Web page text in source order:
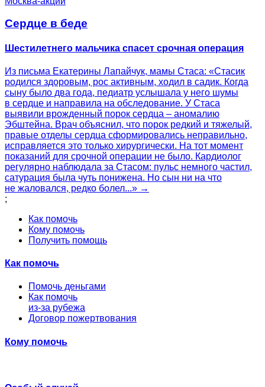
Сердце в беде
Шестилетнего мальчика спасет срочная операция
Из письма Екатерины Лапайчук, мамы Стаса: «Стасик
родился здоровым, рос активным, ходил в садик. Когда
сыну было два года, педиатр услышала у него шумы
в сердце и направила на обследование. У Стаса
выявили врожденный порок сердца – аномалию
Эбштейна. Врач объяснил, что порок редкий и тяжелый,
правые отделы сердца сформировались неправильно,
исправляется это только хирургически. На тот момент
показаний для срочной операции не было. Кардиолог
регулярно наблюдала за Стасом: пульс немного частил,
сатурация была чуть понижена. Но сын ни на что
не жаловался, редко болел...» →
;
Как помочь
Кому помочь
Получить помощь
Как помочь
Помочь деньгами
Как помочь
из-за рубежа
Договор пожертвования
Кому помочь